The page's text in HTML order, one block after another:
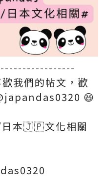
我們的帖文，歡
😆
本🇯🇵文化相關